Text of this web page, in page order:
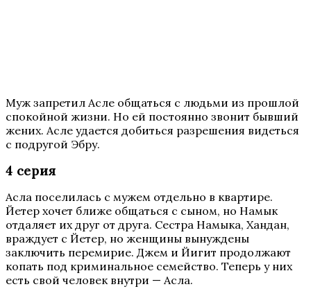
Муж запретил Асле общаться с людьми из прошлой
спокойной жизни. Но ей постоянно звонит бывший
жених. Асле удается добиться разрешения видеться
с подругой Эбру.
4 серия
Асла поселилась с мужем отдельно в квартире.
Йетер хочет ближе общаться с сыном, но Намык
отдаляет их друг от друга. Сестра Намыка, Хандан,
враждует с Йетер, но женщины вынуждены
заключить перемирие. Джем и Йигит продолжают
копать под криминальное семейство. Теперь у них
есть свой человек внутри — Асла.